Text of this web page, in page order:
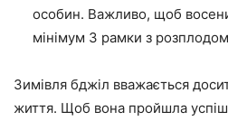
особин. Важливо, щоб
мінімум 3 рамки з
Зимівля бджіл вважається
життя. Щоб вона пройшла